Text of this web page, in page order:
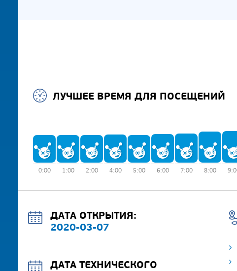
ЛУЧШЕЕ ВРЕМЯ ДЛЯ ПОСЕЩЕНИЙ
0:00 1:00 2:00 4:00 5:00 6:00 7:00 8:00
ДАТА ОТКРЫТИЯ:
2020-03-07
ДАТА ТЕХНИЧЕСКОГО